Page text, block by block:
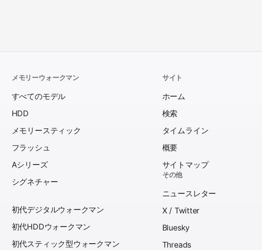
メモリーウォークマン
すべてのモデル
HDD
メモリースティック
フラッシュ
Aシリーズ
シグネチャー
初代デジタルウォークマン
初代HDDウォークマン
初代スティック型ウォークマン
サイト
ホーム
検索
タイムライン
概要
サイトマップ
その他
ニュースレター
X / Twitter
Bluesky
Threads